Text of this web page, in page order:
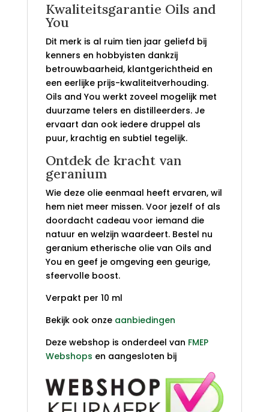
Kwaliteitsgarantie Oils and
You
Dit merk is al ruim tien jaar geliefd bij
kenners en hobbyisten dankzij
betrouwbaarheid, klantgerichtheid en
een eerlijke prijs-kwaliteitverhouding.
Oils and You werkt zoveel mogelijk met
duurzame telers en distilleerders. Je
ervaart dan ook iedere druppel als
puur, krachtig en subtiel tegelijk.
Ontdek de kracht van
geranium
Wie deze olie eenmaal heeft ervaren, wil
hem niet meer missen. Voor jezelf of als
doordacht cadeau voor iemand die
natuur en welzijn waardeert. Bestel nu
geranium etherische olie van Oils and
You en geef je omgeving een geurige,
sfeervolle boost.
Verpakt per 10 ml
Bekijk ook onze aanbiedingen
Deze webshop is onderdeel van FMEP
Webshops en aangesloten bij